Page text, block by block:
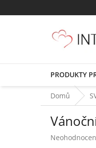
na
PRODUKTY
Domů
Průměrné